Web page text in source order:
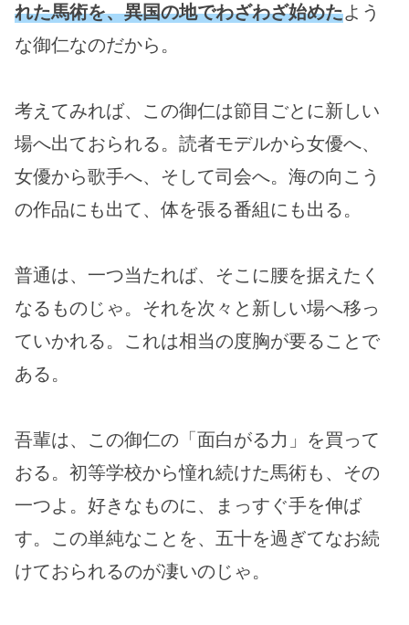
れた馬術を、異国の地でわざわざ始めたよう
な御仁なのだから。
考えてみれば、この御仁は節目ごとに新しい
場へ出ておられる。読者モデルから女優へ、
女優から歌手へ、そして司会へ。海の向こう
の作品にも出て、体を張る番組にも出る。
普通は、一つ当たれば、そこに腰を据えたく
なるものじゃ。それを次々と新しい場へ移っ
ていかれる。これは相当の度胸が要ることで
ある。
吾輩は、この御仁の「面白がる力」を買って
おる。初等学校から憧れ続けた馬術も、その
一つよ。好きなものに、まっすぐ手を伸ば
す。この単純なことを、五十を過ぎてなお続
けておられるのが凄いのじゃ。